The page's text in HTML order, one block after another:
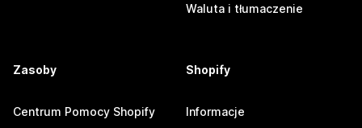
Waluta i tłumaczenie
Zasoby
Centrum Pomocy Shopify
Shopify
Informacje